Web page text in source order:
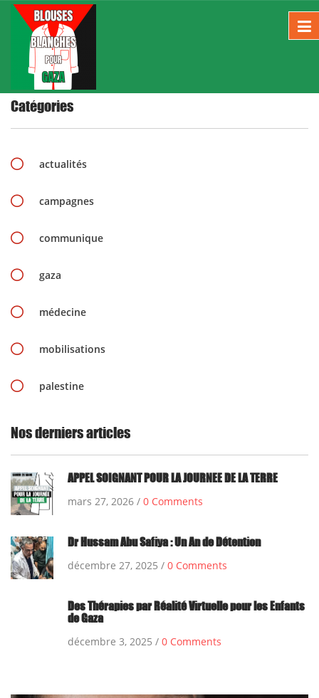
Home Bathroom
Catégories
actualités
campagnes
communique
gaza
médecine
mobilisations
palestine
Nos derniers articles
APPEL SOIGNANT POUR LA JOURNEE DE LA TERRE
mars 27, 2026 / 0 Comments
Dr Hussam Abu Safiya : Un An de Détention
décembre 27, 2025 / 0 Comments
Des Thérapies par Réalité Virtuelle pour les Enfants
de Gaza
décembre 3, 2025 / 0 Comments